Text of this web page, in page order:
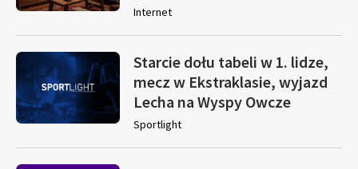
Internet
Starcie dołu tabeli w 1. lidze,
mecz w Ekstraklasie, wyjazd
Lecha na Wyspy Owcze
Sportlight